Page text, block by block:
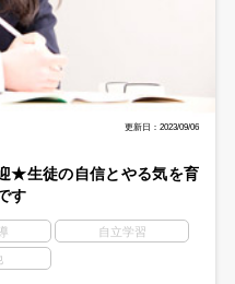
更新日：2023/09/06
★生徒の自信とやる気を育
す
自立学習